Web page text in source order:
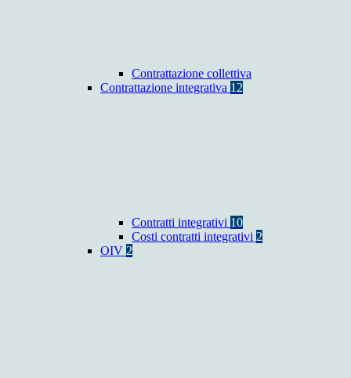
Contrattazione collettiva
Contrattazione integrativa 12
Contratti integrativi 10
Costi contratti integrativi 2
OIV 2